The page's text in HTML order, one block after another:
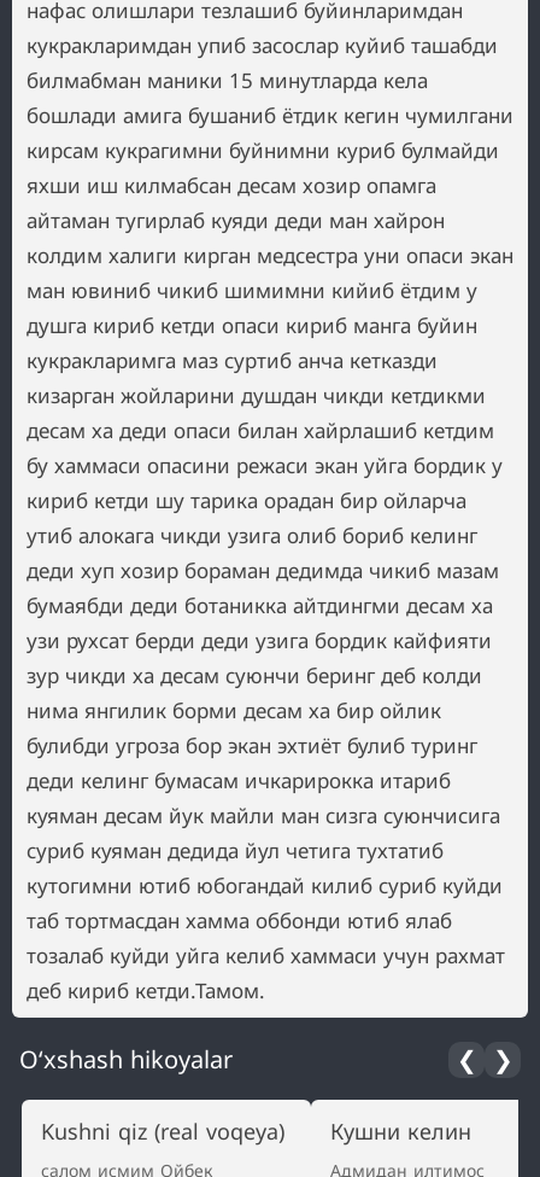
O‘xshash hikoyalar ❮ ❯
Kushni qiz (real voqeya)
салом исмим Ойбек
Кушни келин
Адмидан илтимос